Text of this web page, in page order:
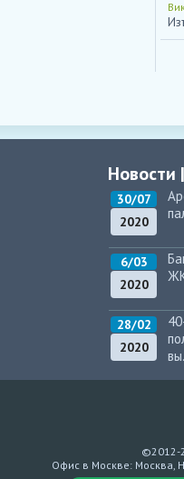
Новости |
30/07
2020
6/03
2020
28/02
2020
©2012-
Офис в Москве: Москва,